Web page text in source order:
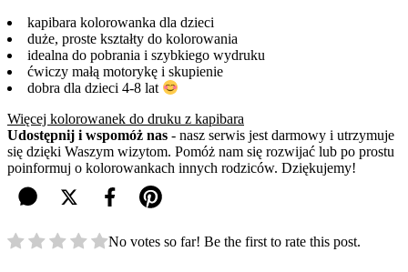
kapibara kolorowanka dla dzieci
duże, proste kształty do kolorowania
idealna do pobrania i szybkiego wydruku
ćwiczy małą motorykę i skupienie
dobra dla dzieci 4-8 lat
Więcej kolorowanek do druku z kapibara
Udostępnij i wspomóż nas - nasz serwis jest darmowy i utrzymuje
się dzięki Waszym wizytom. Pomóż nam się rozwijać lub po prostu
poinformuj o kolorowankach innych rodziców. Dziękujemy!
No votes so far! Be the first to rate this post.